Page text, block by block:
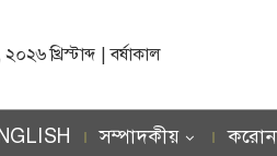
খ্রিস্টাব্দ | বর্ষাকাল
সম্পাদকীয়